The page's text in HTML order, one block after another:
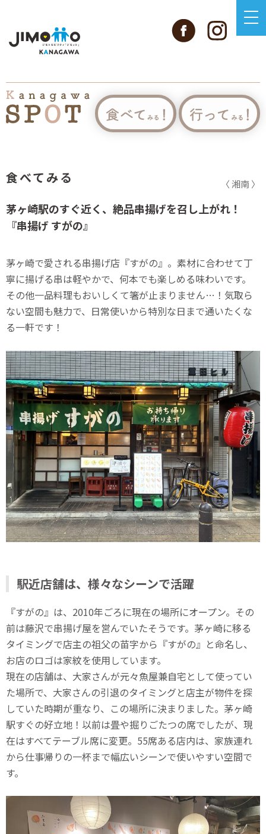
食べてみる 〈 湘南 〉
茅ヶ崎駅のすぐ近く、絶品串揚げを召し上がれ！
『串揚げ すがの』
茅ヶ崎で愛される串揚げ店『すがの』。素材に合わせて丁
寧に揚げる串は軽やかで、何本でも楽しめる味わいです。
その他一品料理もおいしくて箸が止まりません…！気取ら
ない空間も魅力で、日常使いから特別な日まで通いたくな
る一軒です！
駅近店舗は、様々なシーンで活躍
『すがの』は、2010年ごろに現在の場所にオープン。その
前は藤沢で串揚げ屋を営んでいたそうです。茅ヶ崎に移る
タイミングで店主の祖父の苗字から『すがの』と命名し、
お店のロゴは家紋を使用しています。
現在の店舗は、大家さんが元々魚屋兼自宅として使ってい
た場所で、大家さんの引退のタイミングと店主が物件を探
していた時期が重なり、この場所に決まりました。茅ヶ崎
駅すぐの好立地！以前は畳や掘りごたつの席でしたが、現
在はすべてテーブル席に変更。55席ある店内は、家族連れ
から仕事帰りの一杯まで幅広いシーンで使いやすい空間で
す。